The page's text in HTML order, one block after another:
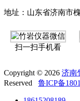
地址：山东省济南市
扫一扫手机看
Copyright © 2026 济南
Reserved 鲁ICP备